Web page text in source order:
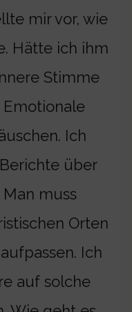
mir vor, wie
Hätte ich ihm
Stimme
Emotionale
Ich
über
muss
Orten
Ich
auf solche